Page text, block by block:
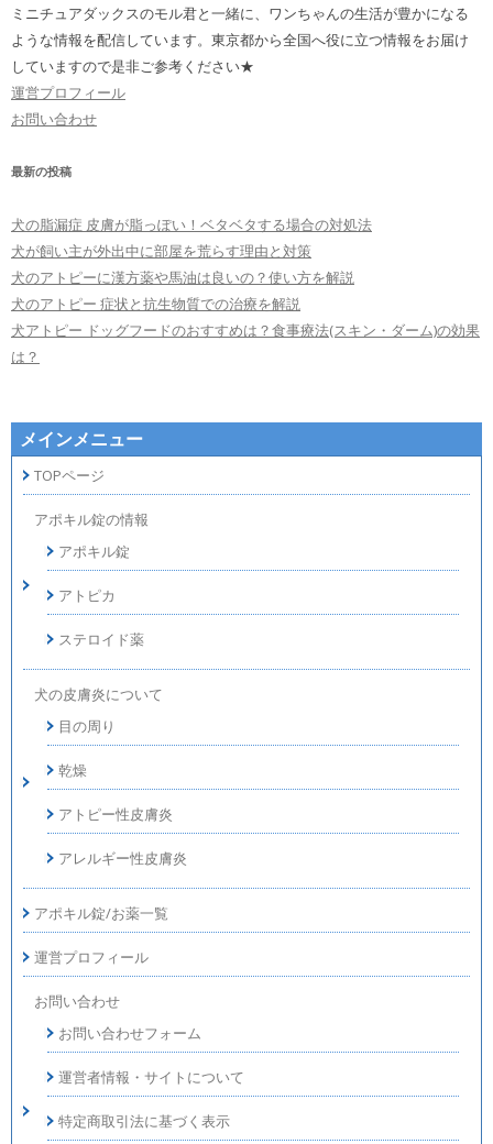
ミニチュアダックスのモル君と一緒に、ワンちゃんの生活が豊かになる
ような情報を配信しています。東京都から全国へ役に立つ情報をお届け
していますので是非ご参考ください★
運営プロフィール
お問い合わせ
最新の投稿
犬の脂漏症 皮膚が脂っぽい！ベタベタする場合の対処法
犬が飼い主が外出中に部屋を荒らす理由と対策
犬のアトピーに漢方薬や馬油は良いの？使い方を解説
犬のアトピー 症状と抗生物質での治療を解説
犬アトピー ドッグフードのおすすめは？食事療法(スキン・ダーム)の効果
は？
メインメニュー
TOPページ
アポキル錠の情報
アポキル錠
アトピカ
ステロイド薬
犬の皮膚炎について
目の周り
乾燥
アトピー性皮膚炎
アレルギー性皮膚炎
アポキル錠/お薬一覧
運営プロフィール
お問い合わせ
お問い合わせフォーム
運営者情報・サイトについて
特定商取引法に基づく表示